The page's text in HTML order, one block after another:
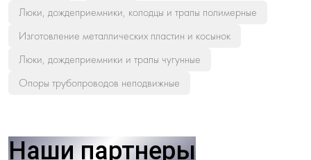
Люки, дождеприемники, колодцы и трапы полимерные
Изготовление металлических пластин и косынок
Люки, дождеприемники и трапы чугунные
Опоры трубопроводов неподвижные
Наши партнеры